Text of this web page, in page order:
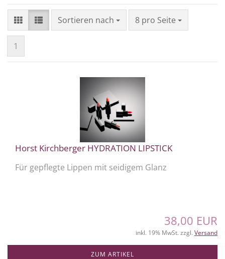
Sortieren nach
Sortieren nach 8 pro Seite
pro Seite
1
Horst Kirchberger HYDRATION LIPSTICK
Für gepflegte Lippen mit seidigem Glanz
38,00 EUR
inkl. 19% MwSt. zzgl. Versand
ZUM ARTIKEL